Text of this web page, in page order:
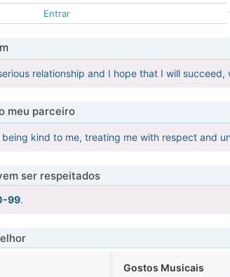
Entrar
relationship and I hope that I will
meu parceiro
kind to me, treating me with respect and
ser respeitados
99.
Gostos Musicais